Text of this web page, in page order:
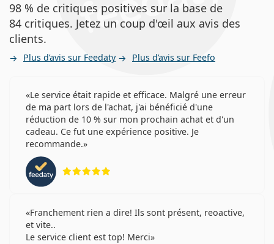
98 % de critiques positives sur la base de
84 critiques. Jetez un coup d'œil aux avis des
clients.
Plus d’avis sur Feedaty Plus d’avis sur Feefo
Le service était rapide et efficace. Malgré une erreur
de ma part lors de l'achat, j'ai bénéficié d'une
réduction de 10 % sur mon prochain achat et d'un
cadeau. Ce fut une expérience positive. Je
recommande.
Franchement rien a dire! Ils sont présent, reoactive,
et vite..
Le service client est top! Merci